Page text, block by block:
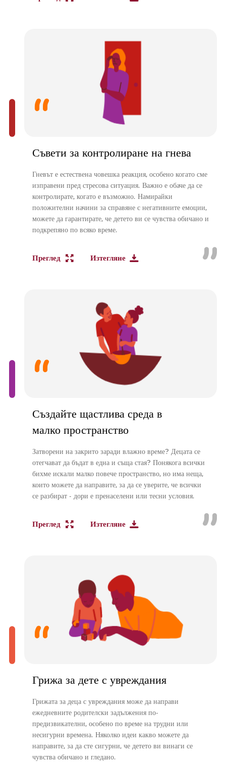
Съвети за контролиране на гнева
Гневът е естествена човешка реакция, особено когато сме
изправени пред стресова ситуация. Важно е обаче да се
контролирате, когато е възможно. Намирайки
положителни начини за справяне с негативните емоции,
можете да гарантирате, че детето ви се чувства обичано и
подкрепяно по всяко време.
Преглед Изтегляне
Създайте щастлива среда в
малко пространство
Затворени на закрито заради влажно време? Децата се
отегчават да бъдат в една и съща стая? Понякога всички
бихме искали малко повече пространство, но има неща,
които можете да направите, за да се уверите, че всички
се разбират - дори е пренаселени или тесни условия.
Преглед Изтегляне
Грижа за дете с увреждания
Грижата за деца с увреждания може да направи
ежедневните родителски задължения по-
предизвикателни, особено по време на трудни или
несигурни времена. Няколко идеи какво можете да
направите, за да сте сигурни, че детето ви винаги се
чувства обичано и гледано.